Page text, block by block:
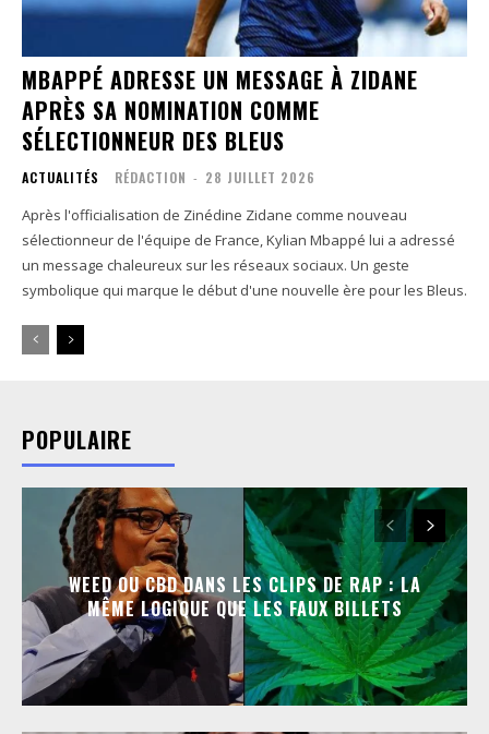
MBAPPÉ ADRESSE UN MESSAGE À ZIDANE
APRÈS SA NOMINATION COMME
SÉLECTIONNEUR DES BLEUS
ACTUALITÉS RÉDACTION - 28 JUILLET 2026
Après l'officialisation de Zinédine Zidane comme nouveau
sélectionneur de l'équipe de France, Kylian Mbappé lui a adressé
un message chaleureux sur les réseaux sociaux. Un geste
symbolique qui marque le début d'une nouvelle ère pour les Bleus.
POPULAIRE
WEED OU CBD DANS LES CLIPS DE RAP : LA
MÊME LOGIQUE QUE LES FAUX BILLETS